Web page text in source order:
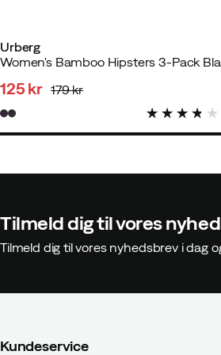
Leroy S
Urberg
discounted
price
125 kr
original
price
179 kr
Tilmeld dig til vores
Tilmeld dig til vores nyhedsbrev i dag
Kundeservice